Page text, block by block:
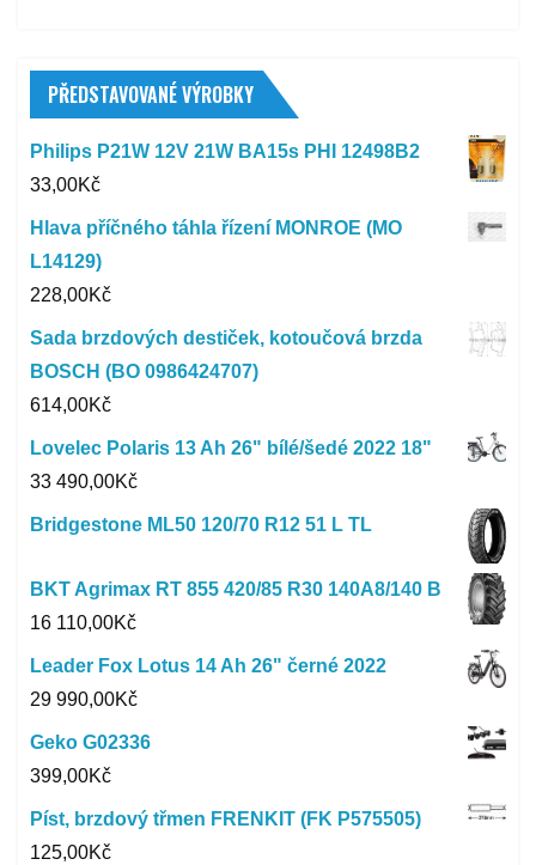
PŘEDSTAVOVANÉ VÝROBKY
Philips P21W 12V 21W BA15s PHI 12498B2
33,00Kč
Hlava příčného táhla řízení MONROE (MO
L14129)
228,00Kč
Sada brzdových destiček, kotoučová brzda
BOSCH (BO 0986424707)
614,00Kč
Lovelec Polaris 13 Ah 26" bílé/šedé 2022 18"
33 490,00Kč
Bridgestone ML50 120/70 R12 51 L TL
BKT Agrimax RT 855 420/85 R30 140A8/140 B
16 110,00Kč
Leader Fox Lotus 14 Ah 26" černé 2022
29 990,00Kč
Geko G02336
399,00Kč
Píst, brzdový třmen FRENKIT (FK P575505)
125,00Kč